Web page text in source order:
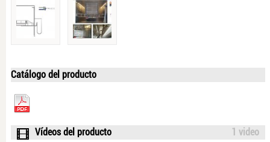
Catálogo del producto
Vídeos del producto 1 video